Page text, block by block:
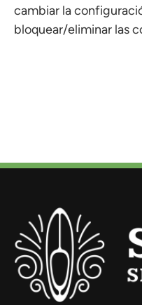
cambiar la
bloquear/eliminar las